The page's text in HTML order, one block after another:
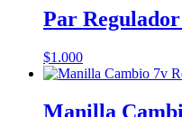
Par
$1.000
Manilla